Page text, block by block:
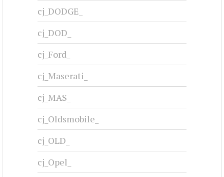
cj_DODGE_
cj_DOD_
cj_Ford_
cj_Maserati_
cj_MAS_
cj_Oldsmobile_
cj_OLD_
cj_Opel_